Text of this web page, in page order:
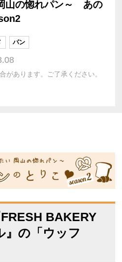
山の惚れパン～ あの
パン
があります。ご了承ください。
BAKERY
』の「ウッフ